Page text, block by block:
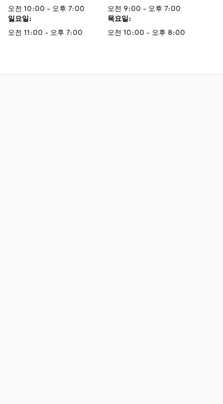
오전 10:00 - 오후 7:00
오전 9:00 - 오후 7:00
일요일:
오전 11:00 - 오후 7:00
목요일:
오전 10:00 - 오후 8:00